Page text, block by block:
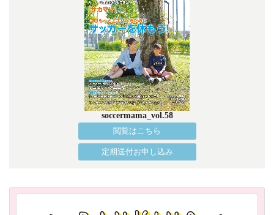
soccermama_vol.58
閲覧はこちら
定期送付お申し込み